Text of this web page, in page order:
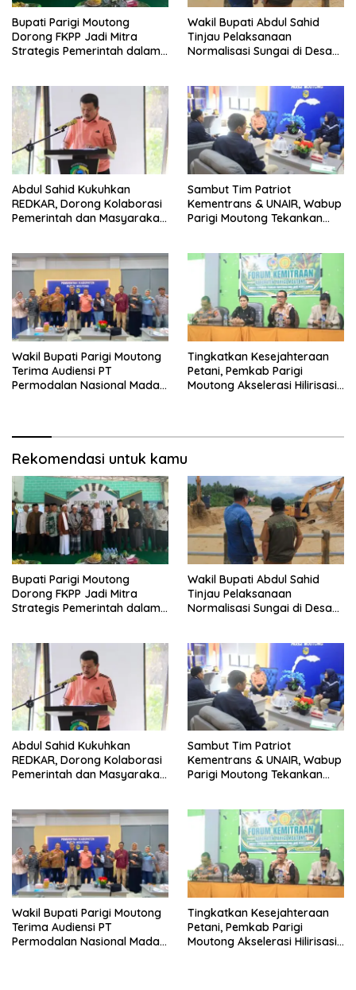
Bupati Parigi Moutong
Dorong FKPP Jadi Mitra
Strategis Pemerintah dalam
Wakil Bupati Abdul Sahid
Tinjau Pelaksanaan
Normalisasi Sungai di Desa
Abdul Sahid Kukuhkan
REDKAR, Dorong Kolaborasi
Pemerintah dan Masyarakat
Sambut Tim Patriot
Kementrans & UNAIR, Wabup
Parigi Moutong Tekankan
Daerah
Wakil Bupati Parigi Moutong
Terima Audiensi PT
Permodalan Nasional Madani
Tingkatkan Kesejahteraan
Petani, Pemkab Parigi
Moutong Akselerasi Hilirisasi
Rekomendasi untuk kamu
Bupati Parigi Moutong
Dorong FKPP Jadi Mitra
Strategis Pemerintah dalam
Wakil Bupati Abdul Sahid
Tinjau Pelaksanaan
Normalisasi Sungai di Desa
Abdul Sahid Kukuhkan
REDKAR, Dorong Kolaborasi
Pemerintah dan Masyarakat
Sambut Tim Patriot
Kementrans & UNAIR, Wabup
Parigi Moutong Tekankan
Daerah
Wakil Bupati Parigi Moutong
Terima Audiensi PT
Permodalan Nasional Madani
Tingkatkan Kesejahteraan
Petani, Pemkab Parigi
Moutong Akselerasi Hilirisasi